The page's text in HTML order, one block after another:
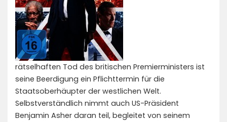
rätselhaften Tod des britischen Premierministers ist
seine Beerdigung ein Pflichttermin für die
Staatsoberhäupter der westlichen Welt.
Selbstverständlich nimmt auch US-Präsident
Benjamin Asher daran teil, begleitet von seinem